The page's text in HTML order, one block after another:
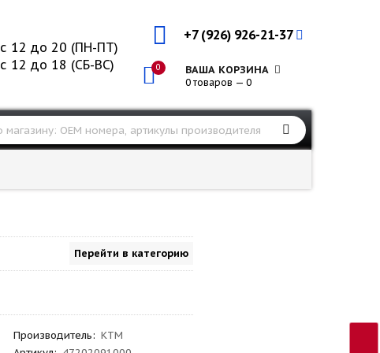
+7 (926) 926-21-37
0 ВАША КОРЗИНА
0 товаров — 0
с 12 до 20 (ПН-ПТ)
с 12 до 18 (СБ-ВС)
Перейти в категорию
Производитель: KTM